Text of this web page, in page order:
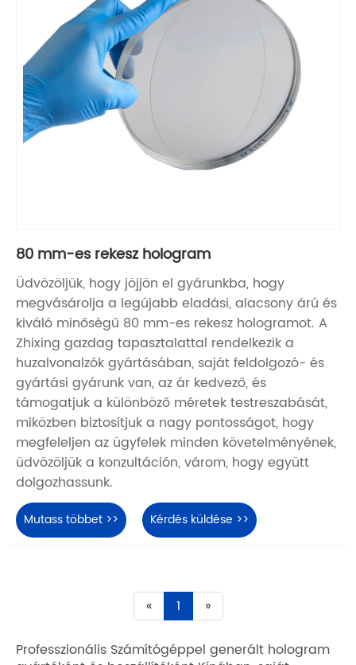
80 mm-es rekesz hologram
Üdvözöljük, hogy jöjjön el gyárunkba, hogy
megvásárolja a legújabb eladási, alacsony árú és
kiváló minőségű 80 mm-es rekesz hologramot. A
Zhixing gazdag tapasztalattal rendelkezik a
huzalvonalzók gyártásában, saját feldolgozó- és
gyártási gyárunk van, az ár kedvező, és
támogatjuk a különböző méretek testreszabását,
miközben biztosítjuk a nagy pontosságot, hogy
megfeleljen az ügyfelek minden követelményének,
üdvözöljük a konzultáción, várom, hogy együtt
dolgozhassunk.
Mutass többet >> Kérdés küldése >>
« 1 »
Professzionális Számítógéppel generált hologram